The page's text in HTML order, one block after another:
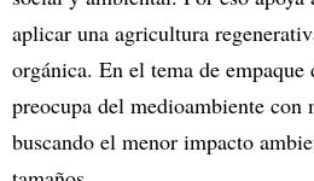
aplicar una agricultura
orgánica. En el tema de empaque
preocupa del medioambiente con
buscando el menor impacto